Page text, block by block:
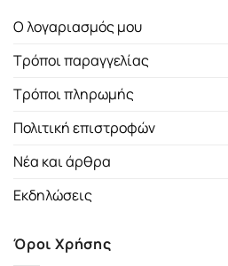
Ο λογαριασμός μου
Τρόποι παραγγελίας
Τρόποι πληρωμής
Πολιτική επιστροφών
Νέα και άρθρα
Εκδηλώσεις
Όροι Χρήσης